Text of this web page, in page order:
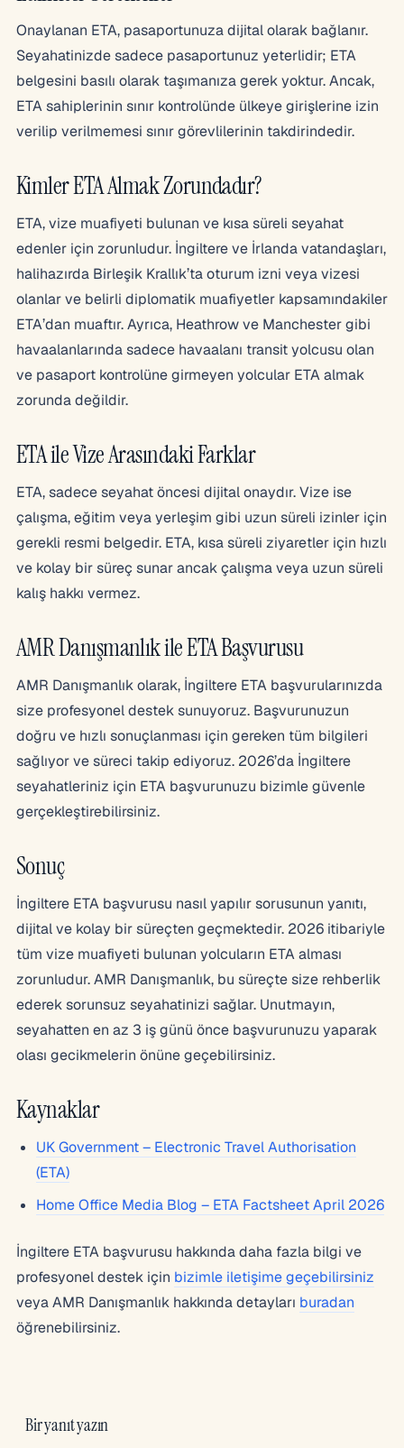
Onaylanan ETA, pasaportunuza dijital olarak bağlanır.
Seyahatinizde sadece pasaportunuz yeterlidir; ETA
belgesini basılı olarak taşımanıza gerek yoktur. Ancak,
ETA sahiplerinin sınır kontrolünde ülkeye girişlerine izin
verilip verilmemesi sınır görevlilerinin takdirindedir.
Kimler ETA Almak Zorundadır?
ETA, vize muafiyeti bulunan ve kısa süreli seyahat
edenler için zorunludur. İngiltere ve İrlanda vatandaşları,
halihazırda Birleşik Krallık’ta oturum izni veya vizesi
olanlar ve belirli diplomatik muafiyetler kapsamındakiler
ETA’dan muaftır. Ayrıca, Heathrow ve Manchester gibi
havaalanlarında sadece havaalanı transit yolcusu olan
ve pasaport kontrolüne girmeyen yolcular ETA almak
zorunda değildir.
ETA ile Vize Arasındaki Farklar
ETA, sadece seyahat öncesi dijital onaydır. Vize ise
çalışma, eğitim veya yerleşim gibi uzun süreli izinler için
gerekli resmi belgedir. ETA, kısa süreli ziyaretler için hızlı
ve kolay bir süreç sunar ancak çalışma veya uzun süreli
kalış hakkı vermez.
AMR Danışmanlık ile ETA Başvurusu
AMR Danışmanlık olarak, İngiltere ETA başvurularınızda
size profesyonel destek sunuyoruz. Başvurunuzun
doğru ve hızlı sonuçlanması için gereken tüm bilgileri
sağlıyor ve süreci takip ediyoruz. 2026’da İngiltere
seyahatleriniz için ETA başvurunuzu bizimle güvenle
gerçekleştirebilirsiniz.
Sonuç
İngiltere ETA başvurusu nasıl yapılır sorusunun yanıtı,
dijital ve kolay bir süreçten geçmektedir. 2026 itibariyle
tüm vize muafiyeti bulunan yolcuların ETA alması
zorunludur. AMR Danışmanlık, bu süreçte size rehberlik
ederek sorunsuz seyahatinizi sağlar. Unutmayın,
seyahatten en az 3 iş günü önce başvurunuzu yaparak
olası gecikmelerin önüne geçebilirsiniz.
Kaynaklar
UK Government – Electronic Travel Authorisation
(ETA)
Home Office Media Blog – ETA Factsheet April 2026
İngiltere ETA başvurusu hakkında daha fazla bilgi ve
profesyonel destek için bizimle iletişime geçebilirsiniz
veya AMR Danışmanlık hakkında detayları buradan
öğrenebilirsiniz.
Bir yanıt yazın